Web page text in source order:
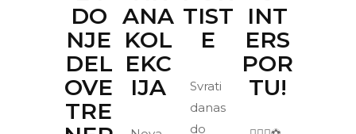
DO
NJE
DEL
OVE
TRE
ANA
KOL
EKC
IJA
TIST
E
Svrati
danas
do
INT
ERS
POR
TU!